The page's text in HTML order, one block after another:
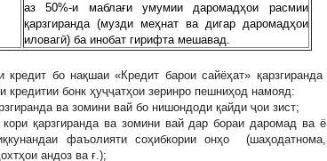
аз 50%-и маблағи умумии даромадҳои расмии
қарзгиранда (музди меҳнат ва дигар даромадҳои
иловагӣ) ба инобат гирифта мешавад.
кредит бо нақшаи «Кредит барои сайёҳат» қарзгиранда
бонк ҳуҷҷатҳои зеринро пешниҳод намояд:
ва зомини вай бо нишондоди қайди ҷои зист;
қарзгиранда ва зомини вай дар бораи даромад ва ё
фаъолияти соҳибкории онҳо (шаҳодатнома,
андоз ва ғ.);